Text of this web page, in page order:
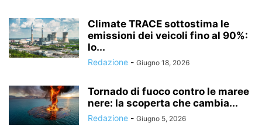
Climate TRACE sottostima le
emissioni dei veicoli fino al 90%:
lo...
Redazione - Giugno 18, 2026
Tornado di fuoco contro le maree
nere: la scoperta che cambia...
Redazione - Giugno 5, 2026